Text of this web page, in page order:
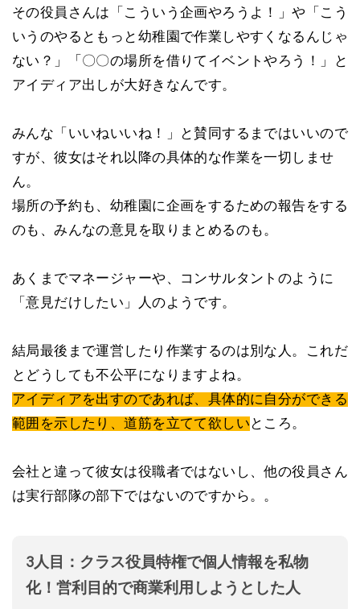
その役員さんは「こういう企画やろうよ！」や「こう
いうのやるともっと幼稚園で作業しやすくなるんじゃ
ない？」「〇〇の場所を借りてイベントやろう！」と
アイディア出しが大好きなんです。
みんな「いいねいいね！」と賛同するまではいいので
すが、彼女はそれ以降の具体的な作業を一切しませ
ん。
場所の予約も、幼稚園に企画をするための報告をする
のも、みんなの意見を取りまとめるのも。
あくまでマネージャーや、コンサルタントのように
「意見だけしたい」人のようです。
結局最後まで運営したり作業するのは別な人。これだ
とどうしても不公平になりますよね。
アイディアを出すのであれば、具体的に自分ができる
範囲を示したり、道筋を立てて欲しい ところ。
会社と違って彼女は役職者ではないし、他の役員さん
は実行部隊の部下ではないのですから。。
3人目：クラス役員特権で個人情報を私物
化！営利目的で商業利用しようとした人